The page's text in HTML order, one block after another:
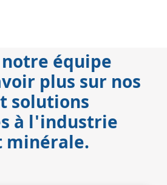
équipe
plus sur nos
solutions
à l'industrie
minérale.